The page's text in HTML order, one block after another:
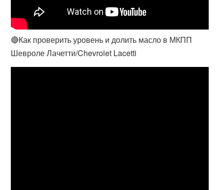
🔴Как проверить уровень и долить масло в МКПП
Шевроле Лачетти/Chevrolet Lacetti